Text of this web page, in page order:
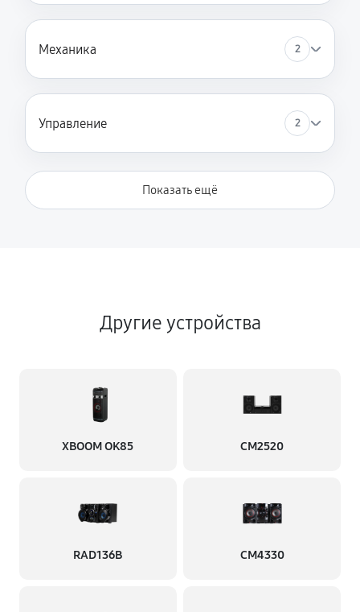
Механика 2
Управление 2
Показать ещё
Другие устройства
XBOOM OK85 CM2520
RAD136B CM4330